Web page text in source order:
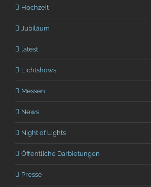
Hochzeit
Jubiläum
latest
Lichtshows
Messen
News
Night of Lights
Öffentliche Darbietungen
Presse